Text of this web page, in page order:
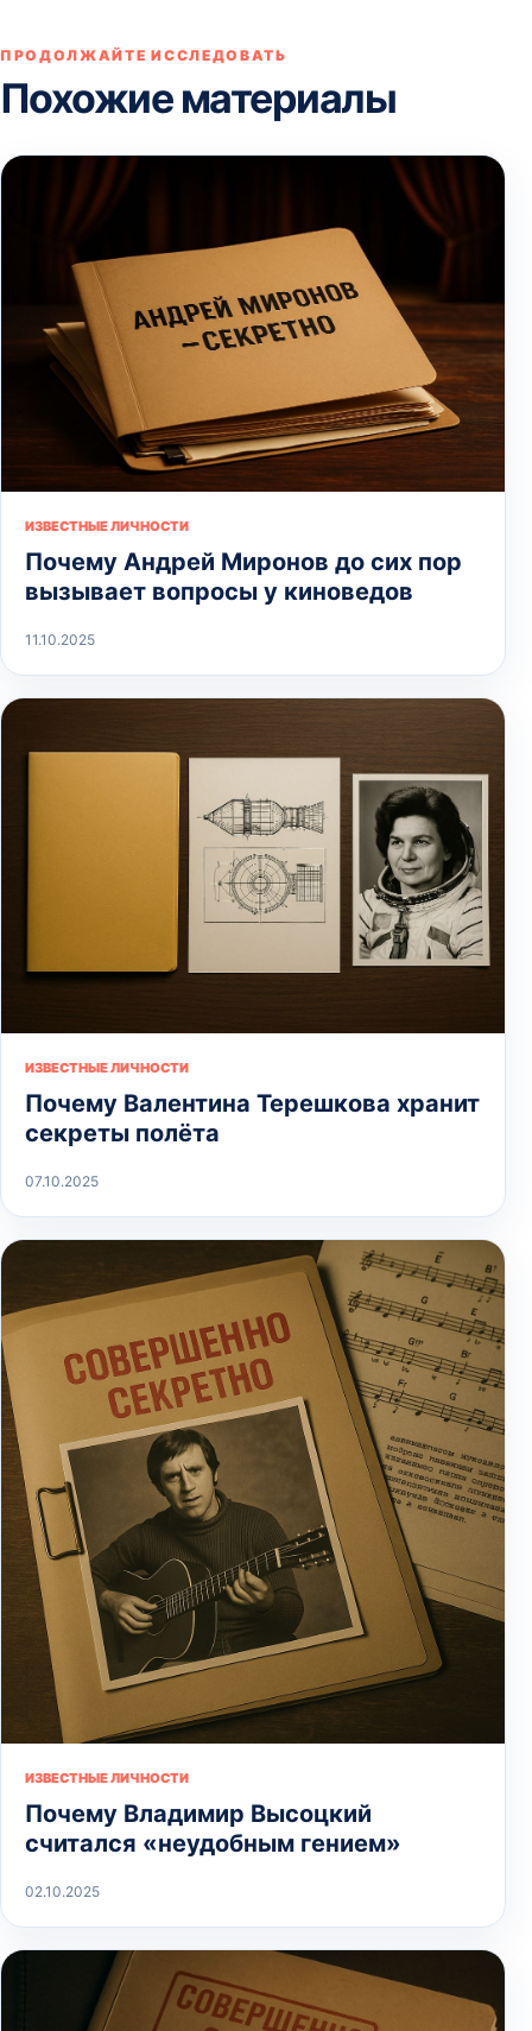
ПРОДОЛЖАЙТЕ ИССЛЕДОВАТЬ
Похожие материалы
ИЗВЕСТНЫЕ ЛИЧНОСТИ
Почему Андрей Миронов до сих пор
вызывает вопросы у киноведов
11.10.2025
ИЗВЕСТНЫЕ ЛИЧНОСТИ
Почему Валентина Терешкова хранит
секреты полёта
07.10.2025
ИЗВЕСТНЫЕ ЛИЧНОСТИ
Почему Владимир Высоцкий
считался «неудобным гением»
02.10.2025